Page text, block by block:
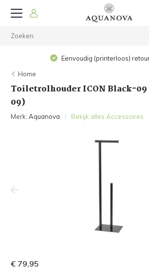
Eenvoudig (printerloos)
Home
Toiletrolhouder ICON Black-09
09)
Merk:Aquanova Bekijk alles Accessoires
€ 79,95